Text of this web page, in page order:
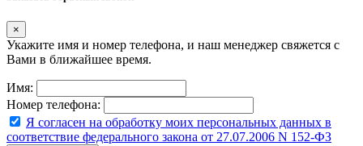
×
Укажите имя и номер телефона, и наш менеджер свяжется с
Вами в ближайшее время.
Имя:
Номер телефона:
Я согласен на обработку моих персональных данных в
соответствие федерального закона от 27.07.2006 N 152-ФЗ